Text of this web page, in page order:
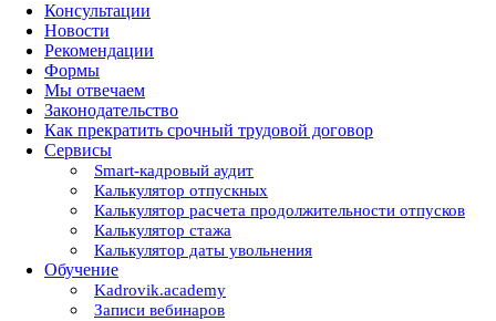
Консультации
Новости
Рекомендации
Формы
Мы отвечаем
Законодательство
Как прекратить срочный трудовой договор
Сервисы
Smart-кадровый аудит
Калькулятор отпускных
Калькулятор расчета продолжительности отпусков
Калькулятор стажа
Калькулятор даты увольнения
Обучение
Kadrovik.academy
Записи вебинаров